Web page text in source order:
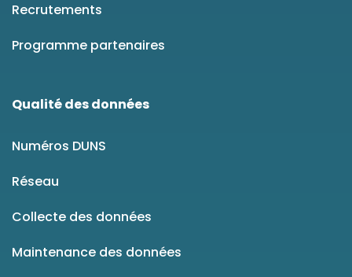
Recrutements
Programme partenaires
Qualité des données
Numéros DUNS
Réseau
Collecte des données
Maintenance des données